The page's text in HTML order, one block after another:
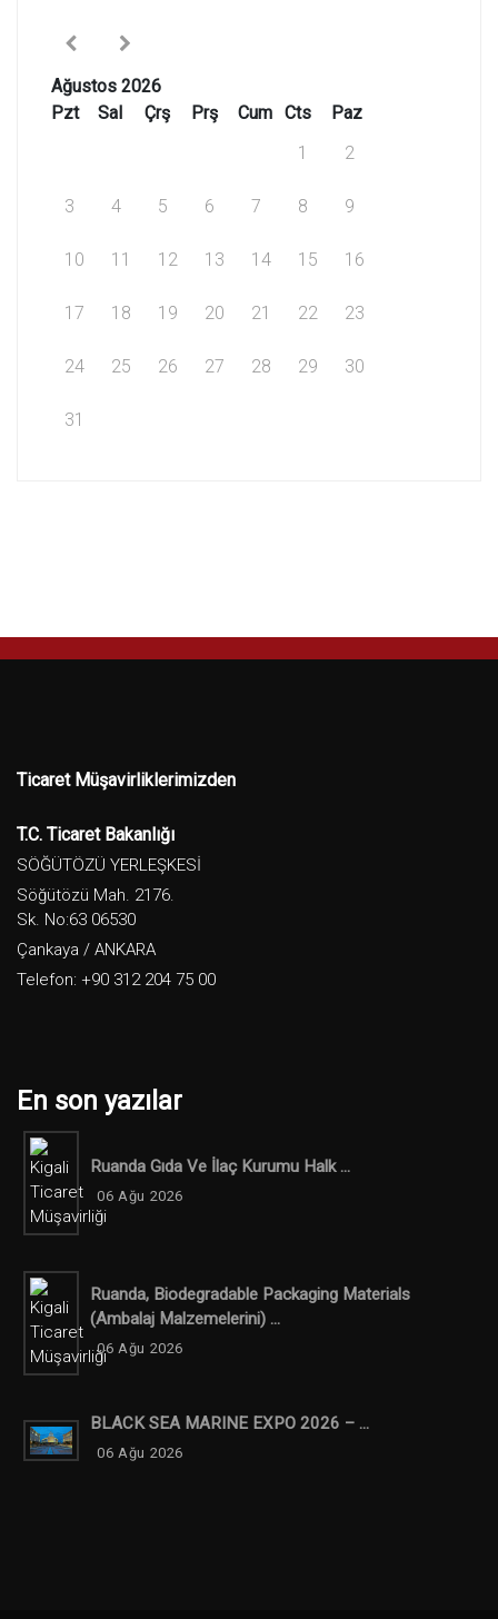
Ağustos 2026
Pzt
Sal Çrş Prş Cum Cts
Paz
1
2
3 4 5 6 7 8 9
10 11 12 13 14 15 16
17 18 19 20 21 22 23
24 25 26 27 28 29 30
31
Ticaret Müşavirliklerimizden
T.C. Ticaret Bakanlığı
SÖĞÜTÖZÜ YERLEŞKESİ
Söğütözü Mah. 2176.
Sk. No:63 06530
Çankaya / ANKARA
Telefon: +90 312 204 75 00
En son yazılar
Ruanda Gıda Ve İlaç Kurumu Halk ...
06 Ağu 2026
Ruanda, Biodegradable Packaging Materials
(ambalaj Malzemelerini) ...
06 Ağu 2026
BLACK SEA MARINE EXPO 2026 – ...
06 Ağu 2026